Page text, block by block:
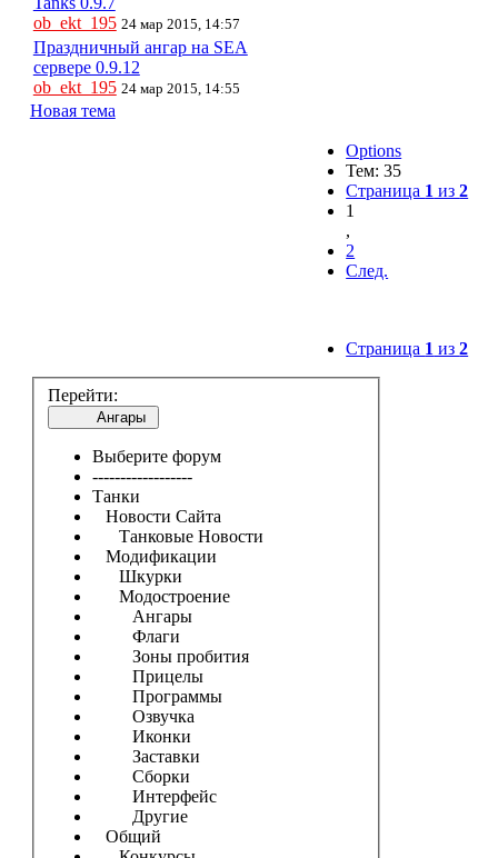
ob_ekt_195 24 мар 2015, 14:57
Праздничный ангар на SEA
сервере 0.9.12
ob_ekt_195 24 мар 2015, 14:55
Новая тема
Options
Тем: 35
Страница 1 из2
1
,
2
След.
Страница 1 из2
Перейти:
Ангары
Выберите форум
------------------
Танки
Новости Сайта
Танковые Новости
Модификации
Шкурки
Модостроение
Ангары
Флаги
Зоны пробития
Прицелы
Программы
Озвучка
Иконки
Заставки
Сборки
Интерфейс
Другие
Общий